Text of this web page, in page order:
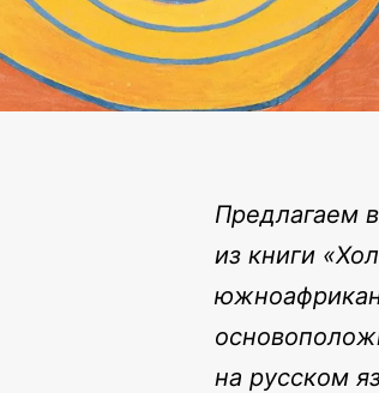
Предлагаем
из книги
на русском